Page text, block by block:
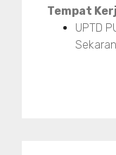
Tempat
UPTD